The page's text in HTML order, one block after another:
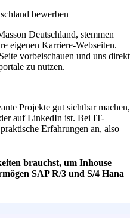
bewerben
Deutschland, stemmen
eigenen Karriere-Webseiten.
vorbeischauen und uns direkt
zu nutzen.
Projekte gut sichtbar machen,
auf LinkedIn ist. Bei IT-
Erfahrungen an, also
brauchst, um Inhouse
SAP R/3 und S/4 Hana